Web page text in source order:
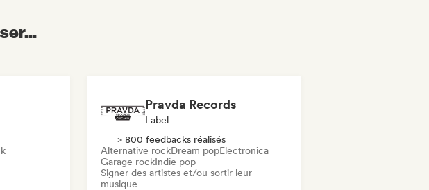
Pravda Records
Label
> 800 feedbacks réalisés
Alternative rockDream popElectronica
Garage rockIndie pop
Signer des artistes et/ou sortir leur
musique